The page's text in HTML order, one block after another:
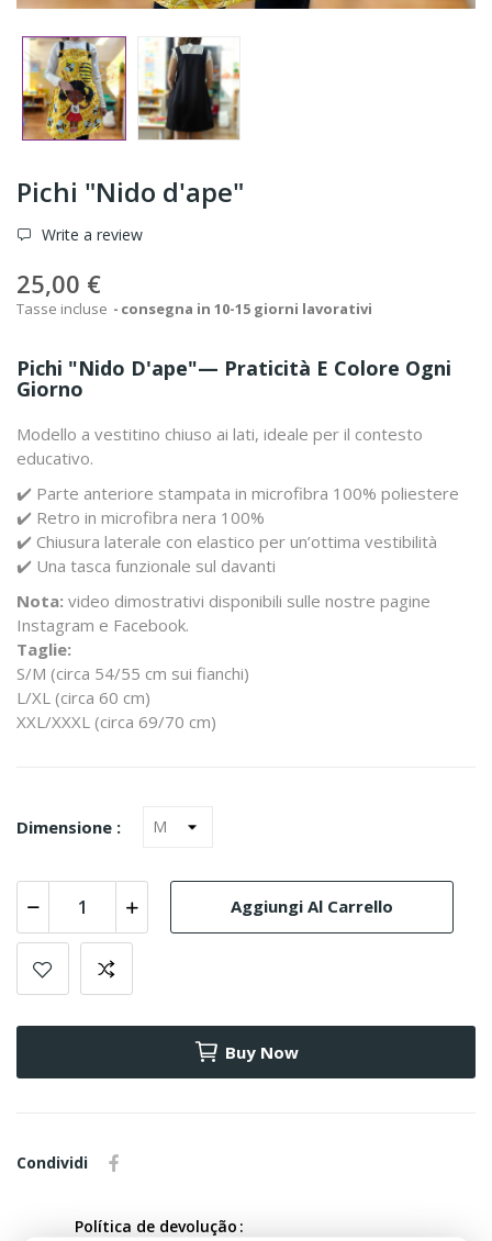
Pichi "Nido d'ape"
Write a review
25,00 €
Tasse incluse consegna in 10-15 giorni lavorativi
Pichi "Nido D'ape"— Praticità E Colore Ogni
Giorno
Modello a vestitino chiuso ai lati, ideale per il contesto
educativo.
✔️ Parte anteriore stampata in microfibra 100% poliestere
✔️ Retro in microfibra nera 100%
✔️ Chiusura laterale con elastico per un’ottima vestibilità
✔️ Una tasca funzionale sul davanti
Nota: video dimostrativi disponibili sulle nostre pagine
Instagram e Facebook.
Taglie:
S/M (circa 54/55 cm sui fianchi)
L/XL (circa 60 cm)
XXL/XXXL (circa 69/70 cm)
Dimensione :
Aggiungi Al Carrello
Buy Now
Condividi
Política de devolução